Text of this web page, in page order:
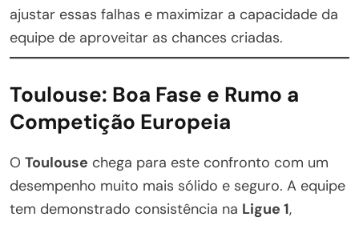
ajustar essas falhas e maximizar a capacidade da
equipe de aproveitar as chances criadas.
Toulouse: Boa Fase e Rumo a
Competição Europeia
O Toulouse chega para este confronto com um
desempenho muito mais sólido e seguro. A equipe
tem demonstrado consistência na Ligue 1,